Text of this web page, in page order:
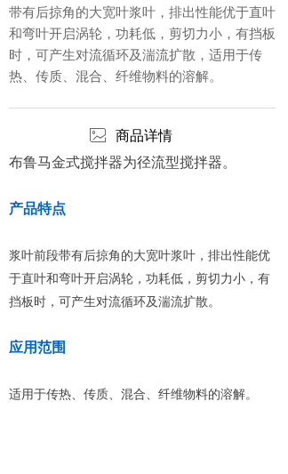
带有后掠角的大宽叶浆叶，排出性能优于直叶
和弯叶开启涡轮，功耗低，剪切力小，有挡板
时，可产生对流循环及湍流扩散，适用于传
热、传质、混合、纤维物料的溶解。
商品详情
布鲁马金式搅拌器为径流型搅拌器。
产品特点
浆叶前段带有后掠角的大宽叶浆叶，排出性能优
于直叶和弯叶开启涡轮，功耗低，剪切力小，有
挡板时，可产生对流循环及湍流扩散。
应用范围
适用于传热、传质、混合、纤维物料的溶解。
ꂈ